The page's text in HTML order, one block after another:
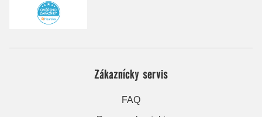
Zákaznícky servis
FAQ